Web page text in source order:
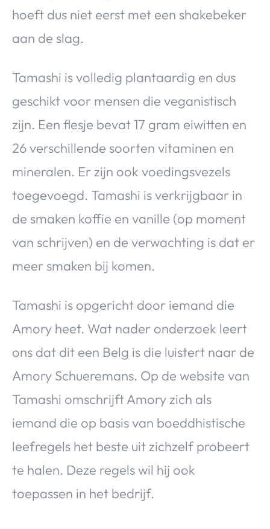
hoeft dus niet eerst met een shakebeker
aan de slag.
Tamashi is volledig plantaardig en dus
geschikt voor mensen die veganistisch
zijn. Een flesje bevat 17 gram eiwitten en
26 verschillende soorten vitaminen en
mineralen. Er zijn ook voedingsvezels
toegevoegd. Tamashi is verkrijgbaar in
de smaken koffie en vanille (op moment
van schrijven) en de verwachting is dat er
meer smaken bij komen.
Tamashi is opgericht door iemand die
Amory heet. Wat nader onderzoek leert
ons dat dit een Belg is die luistert naar de
Amory Schueremans. Op de website van
Tamashi omschrijft Amory zich als
iemand die op basis van boeddhistische
leefregels het beste uit zichzelf probeert
te halen. Deze regels wil hij ook
toepassen in het bedrijf.